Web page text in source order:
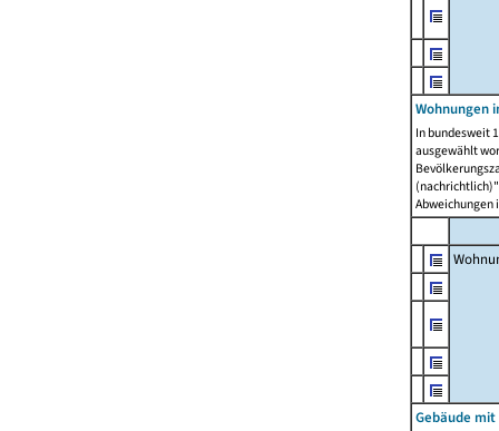
Wohnungen
In bundesweit
ausgewählt
Abweichungen
Gebäude